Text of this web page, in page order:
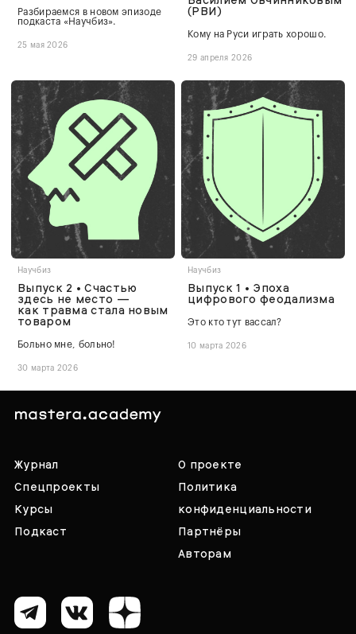
Разбираемся в новом эпизоде
подкаста «Научбиз».
25 мая 2026
(РВИ)
Кому на Руси играть хорошо.
29 апреля 2026
Научбиз
Выпуск 2 • Счастью
здесь не место —
как травма стала новым
товаром
Больно мне, больно!
30 марта 2026
Научбиз
Выпуск 1 • Эпоха
цифрового феодализма
Это кто тут вассал?
10 марта 2026
Журнал
Спецпроекты
Курсы
Подкаст
О проекте
Политика
конфиденциальности
Партнёры
Авторам